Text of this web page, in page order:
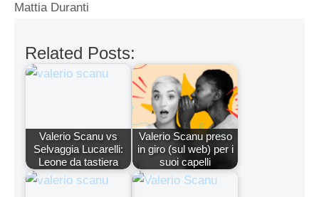
Mattia Duranti
Related Posts:
Valerio Scanu vs
Selvaggia Lucarelli:
Leone da tastiera
Valerio Scanu preso
in giro (sul web) per i
suoi capelli